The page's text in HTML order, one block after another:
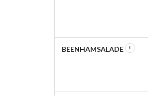
BEENHAMSALADE